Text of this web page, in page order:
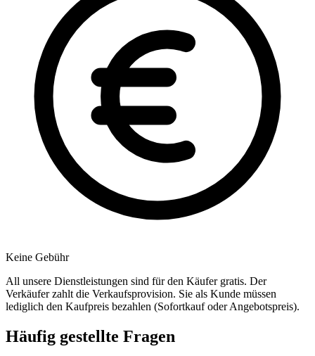
Keine Gebühr
All unsere Dienstleistungen sind für den Käufer gratis. Der
Verkäufer zahlt die Verkaufsprovision. Sie als Kunde müssen
lediglich den Kaufpreis bezahlen (Sofortkauf oder Angebotspreis).
Häufig gestellte Fragen